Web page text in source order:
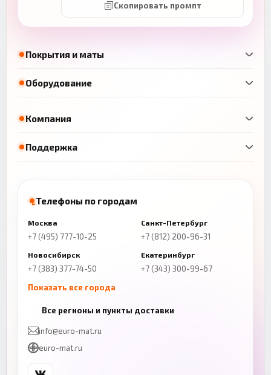
Покрытия и маты
Оборудование
Скопировать промпт
Компания
Поддержка
Телефоны по городам
Москва
+7 (495) 777-10-25
Санкт-Петербург
+7 (812) 200-96-31
Новосибирск
+7 (383) 377-74-50
Екатеринбург
+7 (343) 300-99-67
Показать все города
+7 (843) 206-01-30
Челябинск
+7 (343) 300-99-67
Все регионы и пункты доставки
info@euro-mat.ru
euro-mat.ru